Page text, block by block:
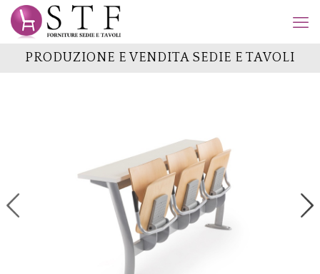
PRODUZIONE E VENDITA SEDIE E TAVOLI